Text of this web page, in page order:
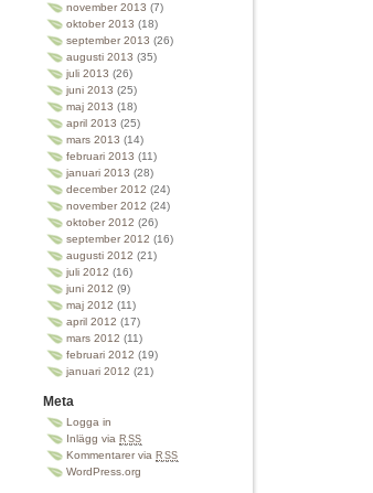
november 2013 (7)
oktober 2013 (18)
september 2013 (26)
augusti 2013 (35)
juli 2013 (26)
juni 2013 (25)
maj 2013 (18)
april 2013 (25)
mars 2013 (14)
februari 2013 (11)
januari 2013 (28)
december 2012 (24)
november 2012 (24)
oktober 2012 (26)
september 2012 (16)
augusti 2012 (21)
juli 2012 (16)
juni 2012 (9)
maj 2012 (11)
april 2012 (17)
mars 2012 (11)
februari 2012 (19)
januari 2012 (21)
Meta
Logga in
Inlägg via RSS
Kommentarer via RSS
WordPress.org